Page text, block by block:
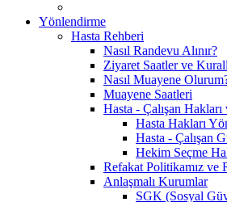
Yönlendirme
Hasta Rehberi
Nasıl Randevu Alınır?
Ziyaret Saatler ve
Nasıl Muayene
Muayene Saatleri
Hasta - Çalışan
Hasta Hakları
Hasta - Çalışan
Hekim Seçme
Refakat Politikamız ve
Anlaşmalı Kurumlar
SGK (Sosyal